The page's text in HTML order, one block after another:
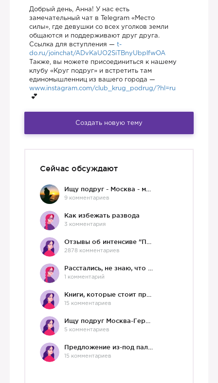
Добрый день, Анна! У нас есть
замечательный чат в Telegram «Место
силы», где девушки со всех уголков земли
общаются и поддерживают друг друга.
Ссылка для вступления — t-
do.ru/joinchat/ADvKaUO2SiTBnyUbplfwOA
Также, вы можете присоединиться к нашему
клубу «Круг подруг» и встретить там
единомышленниц из вашего города —
www.instagram.com/club_krug_podrug/?hl=ru
Создать новую тему
Сейчас обсуждают
9 комментариев
Как избежать развода
3 комментария
2878 комментариев
1 комментарий
15 комментариев
5 комментариев
15 комментариев